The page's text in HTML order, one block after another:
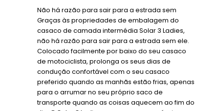
Não há razão para sair para a estrada sem
Graças às propriedades de embalagem do
casaco de camada intermédia Solar 3 Ladies,
não há razão para sair para a estrada sem ele.
Colocado facilmente por baixo do seu casaco
de motociclista, prolonga os seus dias de
condução confortável com o seu casaco
preferido quando as manhãs estão frias, apenas
para o arrumar no seu próprio saco de
transporte quando as coisas aquecem ao fim do